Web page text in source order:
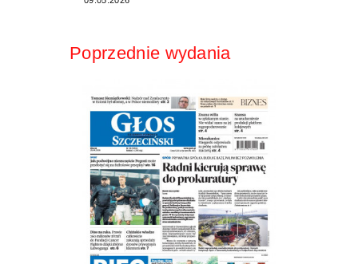
Poprzednie wydania